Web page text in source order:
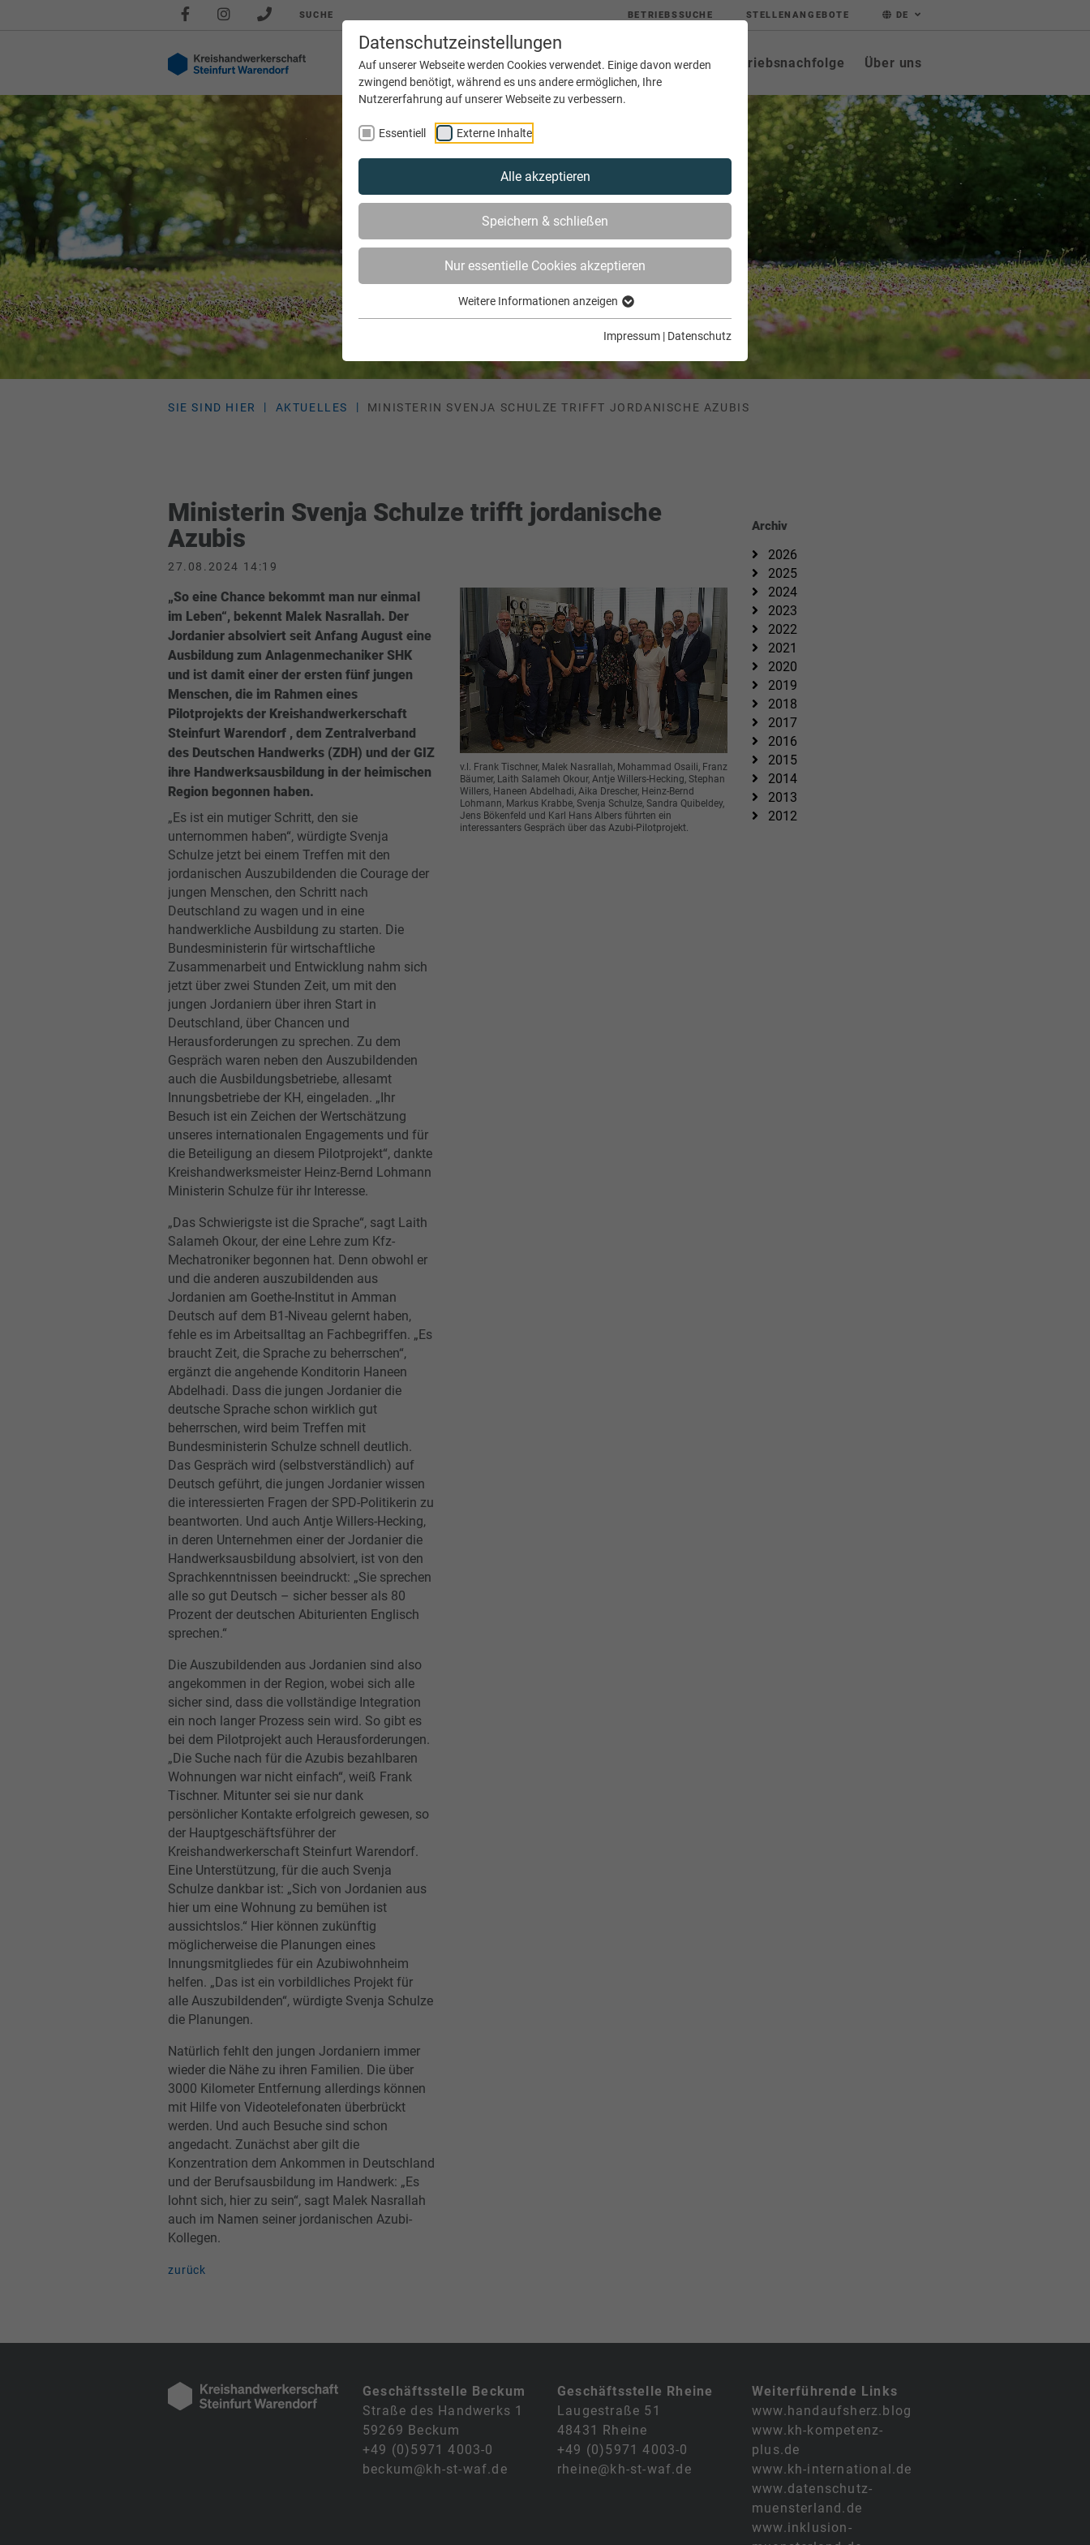
Datenschutzeinstellungen
Auf unserer Webseite werden Cookies verwendet. Einige davon werden
zwingend benötigt, während es uns andere ermöglichen, Ihre
Nutzererfahrung auf unserer Webseite zu verbessern.
Essentiell Externe Inhalte
Alle akzeptieren
Speichern & schließen
Nur essentielle Cookies akzeptieren
Weitere Informationen anzeigen
Impressum | Datenschutz
SUCHE BETRIEBSSUCHE STELLENANGEBOTE DE
Aktuelles Service Bildung Innungen Netzwerke Betriebsnachfolge Über uns
SIE SIND HIER AKTUELLES MINISTERIN SVENJA SCHULZE TRIFFT JORDANISCHE AZUBIS
Ministerin Svenja Schulze trifft jordanische
Azubis
27.08.2024 14:19
„So eine Chance bekommt man nur einmal
im Leben“, bekennt Malek Nasrallah. Der
Jordanier absolviert seit Anfang August eine
Ausbildung zum Anlagenmechaniker SHK
und ist damit einer der ersten fünf jungen
Menschen, die im Rahmen eines
Pilotprojekts der Kreishandwerkerschaft
Steinfurt Warendorf , dem Zentralverband
des Deutschen Handwerks (ZDH) und der GIZ
ihre Handwerksausbildung in der heimischen
Region begonnen haben.
„Es ist ein mutiger Schritt, den sie
unternommen haben“, würdigte Svenja
Schulze jetzt bei einem Treffen mit den
jordanischen Auszubildenden die Courage der
jungen Menschen, den Schritt nach
Deutschland zu wagen und in eine
handwerkliche Ausbildung zu starten. Die
Bundesministerin für wirtschaftliche
Zusammenarbeit und Entwicklung nahm sich
jetzt über zwei Stunden Zeit, um mit den
jungen Jordaniern über ihren Start in
Deutschland, über Chancen und
Herausforderungen zu sprechen. Zu dem
Gespräch waren neben den Auszubildenden
auch die Ausbildungsbetriebe, allesamt
Innungsbetriebe der KH, eingeladen. „Ihr
Besuch ist ein Zeichen der Wertschätzung
unseres internationalen Engagements und für
die Beteiligung an diesem Pilotprojekt“, dankte
Kreishandwerksmeister Heinz-Bernd Lohmann
Ministerin Schulze für ihr Interesse.
„Das Schwierigste ist die Sprache“, sagt Laith
Salameh Okour, der eine Lehre zum Kfz-
Mechatroniker begonnen hat. Denn obwohl er
und die anderen auszubildenden aus
Jordanien am Goethe-Institut in Amman
Deutsch auf dem B1-Niveau gelernt haben,
fehle es im Arbeitsalltag an Fachbegriffen. „Es
braucht Zeit, die Sprache zu beherrschen“,
ergänzt die angehende Konditorin Haneen
Abdelhadi. Dass die jungen Jordanier die
deutsche Sprache schon wirklich gut
beherrschen, wird beim Treffen mit
Bundesministerin Schulze schnell deutlich.
Das Gespräch wird (selbstverständlich) auf
Deutsch geführt, die jungen Jordanier wissen
die interessierten Fragen der SPD-Politikerin zu
beantworten. Und auch Antje Willers-Hecking,
in deren Unternehmen einer der Jordanier die
Handwerksausbildung absolviert, ist von den
Sprachkenntnissen beeindruckt: „Sie sprechen
alle so gut Deutsch – sicher besser als 80
Prozent der deutschen Abiturienten Englisch
sprechen.“
Die Auszubildenden aus Jordanien sind also
angekommen in der Region, wobei sich alle
sicher sind, dass die vollständige Integration
ein noch langer Prozess sein wird. So gibt es
bei dem Pilotprojekt auch Herausforderungen.
„Die Suche nach für die Azubis bezahlbaren
Wohnungen war nicht einfach“, weiß Frank
Tischner. Mitunter sei sie nur dank
persönlicher Kontakte erfolgreich gewesen, so
der Hauptgeschäftsführer der
Kreishandwerkerschaft Steinfurt Warendorf.
Eine Unterstützung, für die auch Svenja
Schulze dankbar ist: „Sich von Jordanien aus
hier um eine Wohnung zu bemühen ist
aussichtslos.“ Hier können zukünftig
möglicherweise die Planungen eines
Innungsmitgliedes für ein Azubiwohnheim
helfen. „Das ist ein vorbildliches Projekt für
alle Auszubildenden“, würdigte Svenja Schulze
die Planungen.
Natürlich fehlt den jungen Jordaniern immer
wieder die Nähe zu ihren Familien. Die über
3000 Kilometer Entfernung allerdings können
mit Hilfe von Videotelefonaten überbrückt
werden. Und auch Besuche sind schon
angedacht. Zunächst aber gilt die
Konzentration dem Ankommen in Deutschland
und der Berufsausbildung im Handwerk: „Es
lohnt sich, hier zu sein“, sagt Malek Nasrallah
auch im Namen seiner jordanischen Azubi-
Kollegen.
zurück
v.l. Frank Tischner, Malek Nasrallah, Mohammad Osaili, Franz
Bäumer, Laith Salameh Okour, Antje Willers-Hecking, Stephan
Willers, Haneen Abdelhadi, Aika Drescher, Heinz-Bernd
Lohmann, Markus Krabbe, Svenja Schulze, Sandra Quibeldey,
Jens Bökenfeld und Karl Hans Albers führten ein
interessanters Gespräch über das Azubi-Pilotprojekt.
Archiv
2026
2025
2024
2023
2022
2021
2020
2019
2018
2017
2016
2015
2014
2013
2012
Geschäftsstelle Beckum
Straße des Handwerks 1
59269 Beckum
+49 (0)5971 4003-0
beckum@kh-st-waf.de
Geschäftsstelle Rheine
Laugestraße 51
48431 Rheine
+49 (0)5971 4003-0
rheine@kh-st-waf.de
Weiterführende Links
www.handaufsherz.blog
www.kh-kompetenz-
plus.de
www.kh-international.de
www.datenschutz-
muensterland.de
www.inklusion-